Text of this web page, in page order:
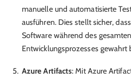
manuelle und automatisierte
ausführen. Dies stellt sicher,
Software während des gesamten
Entwicklungsprozesses gewahrt
Azure Artifacts: Mit Azure